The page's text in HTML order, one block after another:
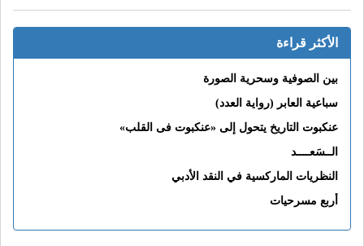
الأكثر قراءة
بين الصوفية وسحرية الصورة
سباعية العابر (رواية العدد)
عنكبوت التاريخ يتحول إلى «عنكبوت فى القلب»
الــسَعــــد
النظريات الماركسية في النقد الأدبي
أربع مسرحيات